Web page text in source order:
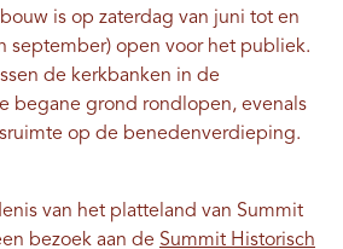
is op zaterdag van juni tot en
september) open voor het publiek.
de kerkbanken in de
begane grond rondlopen, evenals
op de benedenverdieping.
van het platteland van Summit
bezoek aan de Summit Historisch